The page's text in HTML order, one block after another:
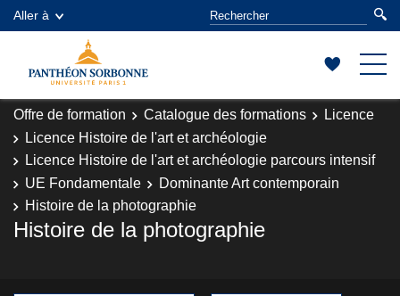
Aller à
Offre de formation Catalogue des formations
Licence
Licence Histoire de l'art et archéologie
Licence Histoire de l'art et archéologie parcours intensif
UE Fondamentale
Dominante Art contemporain
Histoire de la photographie
Histoire de la photographie